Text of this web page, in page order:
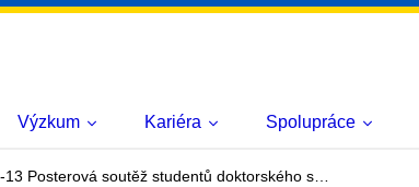
Výzkum Kariéra Spolupráce
13 Posterová soutěž studentů doktorského s…